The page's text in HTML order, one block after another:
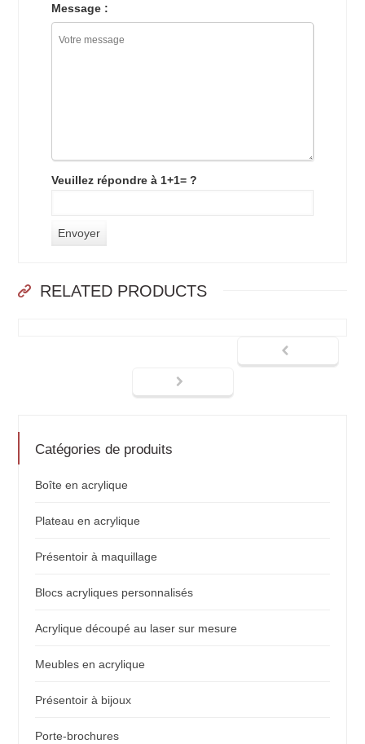
Message :
Veuillez répondre à 1+1= ?
RELATED PRODUCTS
Catégories de produits
Boîte en acrylique
Plateau en acrylique
Présentoir à maquillage
Blocs acryliques personnalisés
Acrylique découpé au laser sur mesure
Meubles en acrylique
Présentoir à bijoux
Porte-brochures